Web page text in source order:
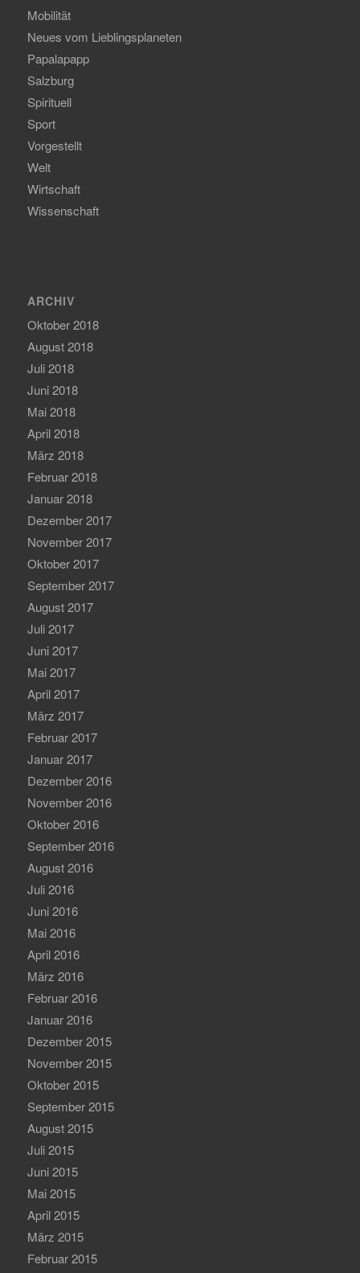
Mobilität
Neues vom Lieblingsplaneten
Papalapapp
Salzburg
Spirituell
Sport
Vorgestellt
Welt
Wirtschaft
Wissenschaft
ARCHIV
Oktober 2018
August 2018
Juli 2018
Juni 2018
Mai 2018
April 2018
März 2018
Februar 2018
Januar 2018
Dezember 2017
November 2017
Oktober 2017
September 2017
August 2017
Juli 2017
Juni 2017
Mai 2017
April 2017
März 2017
Februar 2017
Januar 2017
Dezember 2016
November 2016
Oktober 2016
September 2016
August 2016
Juli 2016
Juni 2016
Mai 2016
April 2016
März 2016
Februar 2016
Januar 2016
Dezember 2015
November 2015
Oktober 2015
September 2015
August 2015
Juli 2015
Juni 2015
Mai 2015
April 2015
März 2015
Februar 2015